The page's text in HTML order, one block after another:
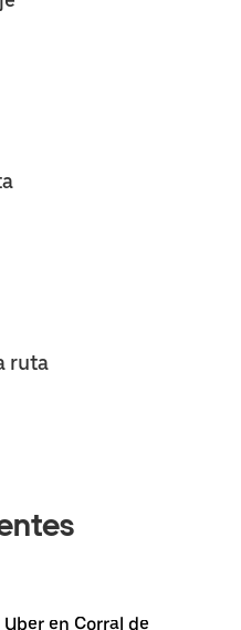
ruta
en Corral de